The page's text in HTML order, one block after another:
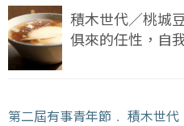
積木世代／桃城
俱來的任性，自
第二屆有事青年節 ﹒ 積木世代